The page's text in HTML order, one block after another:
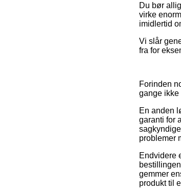
Du bør
virke
imidlertid
Vi slår
fra for
Forinden
gange
En anden
garanti for
problemer
Endvidere
gemmer
produkt til